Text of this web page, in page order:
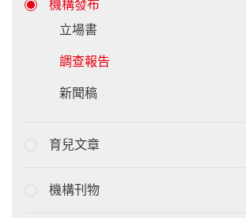
機構發布
立場書
調查報告
新聞稿
育兒文章
機構刊物